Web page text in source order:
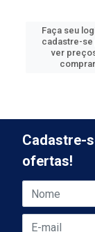
Faça seu
cadastre-se
ver
comprar
Cadastre-
ofertas!